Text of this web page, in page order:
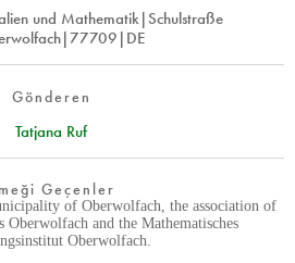
und Mathematik|Schulstraße
Gönderen
Tatjana Ruf
Geçenler
of Oberwolfach, the association of
and the Mathematisches
Oberwolfach.